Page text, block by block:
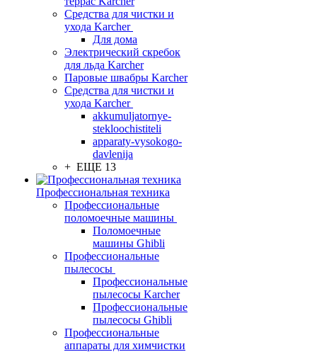
Средства для чистки и
ухода Karcher
Для дома
Электрический скребок
для льда Karcher
Паровые швабры Karcher
Средства для чистки и
ухода Karcher
akkumuljatornye-
stekloochistiteli
apparaty-vysokogo-
davlenija
+ ЕЩЕ 13
Профессиональная техника
Профессиональные
поломоечные машины
Поломоечные
машины Ghibli
Профессиональные
пылесосы
Профессиональные
пылесосы Karcher
Профессиональные
пылесосы Ghibli
Профессиональные
аппараты для химчистки